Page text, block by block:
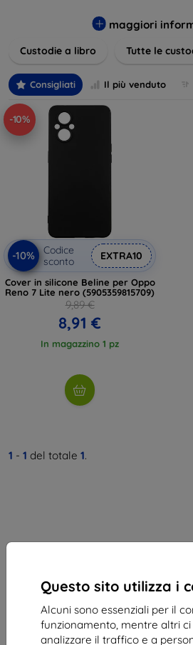
Questo sito utilizza i
Alcuni sono essenziali per il
funzionamento, mentre altri
analizzare il traffico e a
esigenza e gusto. Proteggete il
maggiori
Custodie a libro Tutte le
Consigliati Il più venduto
-10%
-10%
Codice
sconto
EXTRA10
Cover in silicone Beline per Oppo
Reno 7 Lite nero (5905359815709)
9,89 €
8,91 €
In magazzino 1 pz
1 - 1 del totale 1.
Shield-Sk s.r.o.
Via Rudolfa Mocka 3750/2A
841 04 Bratislava